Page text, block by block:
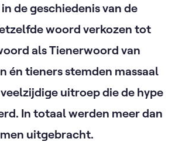
de geschiedenis van de
woord verkozen tot
als Tienerwoord van
én tieners stemden massaal
uitroep die de hype
In totaal werden meer dan
uitgebracht.